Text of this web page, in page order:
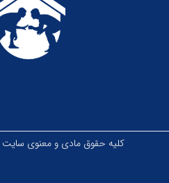
کلیه حقوق مادی و معنوی سایت